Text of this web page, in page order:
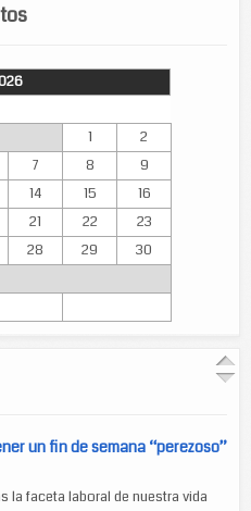
1
2
7 8
9
14 15
16
21 22
23
28 29
30
un fin de semana “perezoso”
la faceta laboral de nuestra vida